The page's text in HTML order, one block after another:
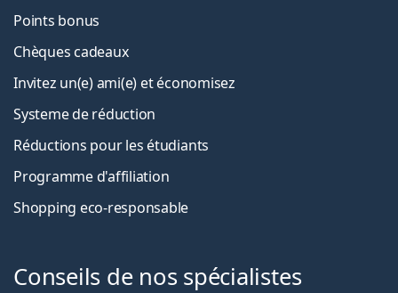
Points bonus
Chèques cadeaux
Invitez un(e) ami(e) et économisez
Systeme de réduction
Réductions pour les étudiants
Programme d'affiliation
Shopping eco-responsable
Conseils de nos spécialistes